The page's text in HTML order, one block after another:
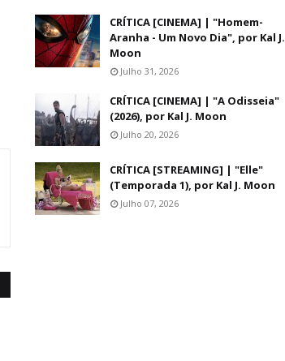
CRÍTICA [CINEMA] | "Homem-
Aranha - Um Novo Dia", por Kal J.
Moon
Julho 31, 2026
CRÍTICA [CINEMA] | "A Odisseia"
(2026), por Kal J. Moon
Julho 20, 2026
CRÍTICA [STREAMING] | "Elle"
(Temporada 1), por Kal J. Moon
Julho 07, 2026